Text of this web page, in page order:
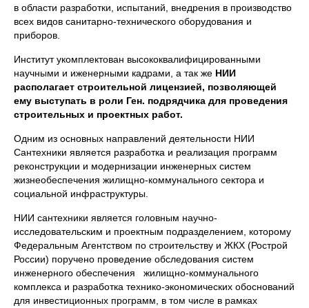
в области разработки, испытаний, внедрения в производство
всех видов санитарно-технического оборудования и
приборов.
Институт укомплектован высококвалифицированными
научными и иженерными кадрами, а так же НИИ
располагает строительной лицензией, позволяющей
ему выступать в роли Ген. подрядчика для проведения
строительных и проектных работ.
Одним из основных направлений деятельности НИИ
Сантехники является разработка и реализация программ
реконструкции и модернизации инженерных систем
жизнеобеспечения жилищно-коммунального сектора и
социальной инфраструктуры.
НИИ сантехники является головным научно-
исследовательским и проектным подразделением, которому
Федеральным Агентством по строительству и ЖКХ (Рострой
России) поручено проведение обследования систем
инженерного обеспечения жилищно-коммунального
комплекса и разработка технико-экономических обоснований
для инвестиционных программ, в том числе в рамках